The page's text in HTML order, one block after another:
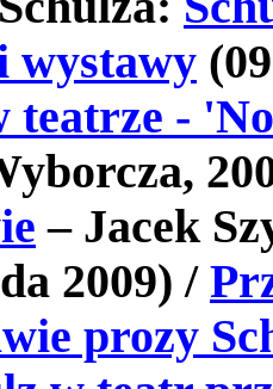
wystawy
teatrze -
– Jacek
2009)/
prozy